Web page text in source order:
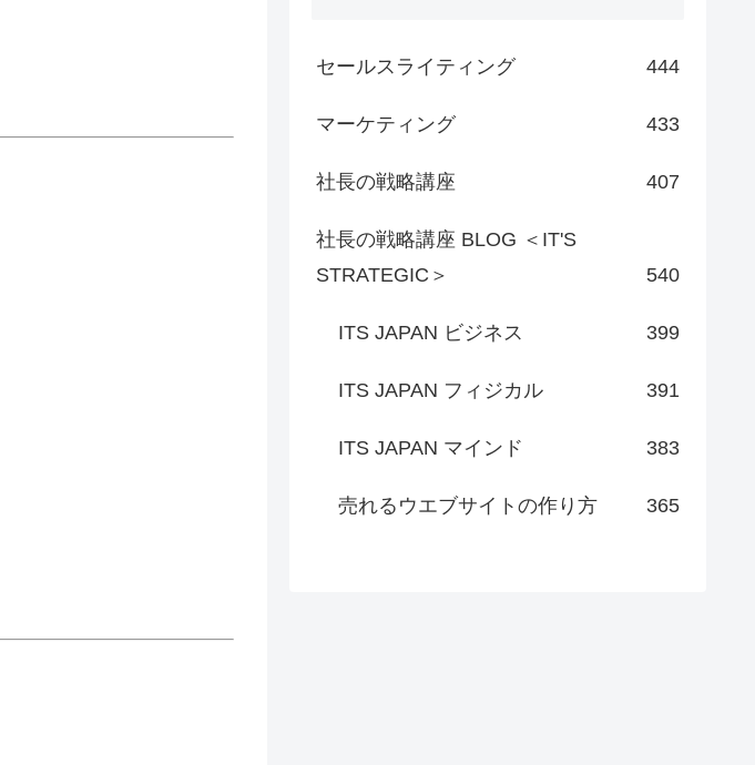
セールスライティング 444
マーケティング 433
社長の戦略講座 407
社長の戦略講座 BLOG ＜IT'S
STRATEGIC＞
540
ITS JAPAN ビジネス 399
ITS JAPAN フィジカル 391
ITS JAPAN マインド 383
売れるウエブサイトの作り方 365